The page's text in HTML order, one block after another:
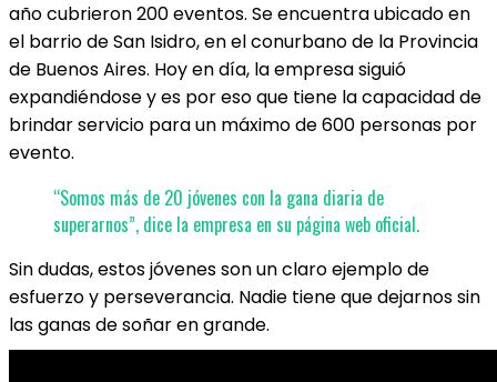
año cubrieron 200 eventos. Se encuentra ubicado en
el barrio de San Isidro, en el conurbano de la Provincia
de Buenos Aires. Hoy en día, la empresa siguió
expandiéndose y es por eso que tiene la capacidad de
brindar servicio para un máximo de 600 personas por
evento.
“Somos más de 20 jóvenes con la gana diaria de
superarnos”, dice la empresa en su página web oficial.
Sin dudas, estos jóvenes son un claro ejemplo de
esfuerzo y perseverancia. Nadie tiene que dejarnos sin
las ganas de soñar en grande.